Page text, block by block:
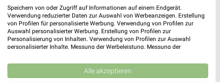
dm Leuna
Einkaufszentrum Nova 1
06237 Leuna
Heute 09:30 - 20:00 Uhr | Geöffnet
155,47 km
Speichern von oder Zugriff auf Informationen auf einem Endgerät.
Verwendung reduzierter Daten zur Auswahl von Werbeanzeigen. Erstellung
von Profilen für personalisierte Werbung. Verwendung von Profilen zur
Auswahl personalisierter Werbung. Erstellung von Profilen zur
Personalisierung von Inhalten. Verwendung von Profilen zur Auswahl
personalisierter Inhalte. Messung der Werbeleistung. Messung der
Kombinationen von Daten aus verschiedenen Quellen. Entwicklung und
Verbesserung der Angebote. Verwendung reduzierter Daten zur Auswahl
von Inhalten.
Alle akzeptieren